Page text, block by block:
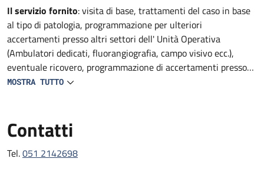
Descrizione
Il servizio fornito: visita di base, trattamenti del caso in base
al tipo di patologia, programmazione per ulteriori
accertamenti presso altri settori dell' Unità Operativa
(Ambulatori dedicati, fluorangiografia, campo visivo ecc.),
eventuale ricovero, programmazione di accertamenti presso
altre strutture del Policlinico (TAC, RMN, consulenze
MOSTRA TUTTO
Contatti
Tel.051 2142698